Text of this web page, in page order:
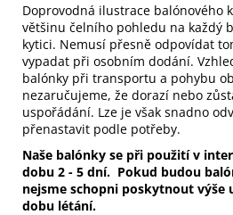
Doprovodná ilustrace balónového
většinu čelního pohledu na každý
kytici. Nemusí přesně odpovídat
vypadat při osobním dodání.
balónky při transportu a pohybu
nezaručujeme, že dorazí nebo
uspořádání. Lze je však snadno
přenastavit podle potřeby.
Naše balónky se při použití v
dobu 2 - 5 dní. Pokud budou
nejsme schopni poskytnout výše
dobu létání.
ČERNÁ
88
CM
105
Kč